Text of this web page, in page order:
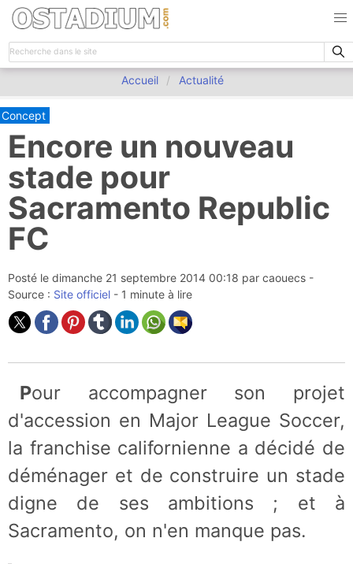
Accueil Actualité
Concept
Encore un nouveau
stade pour
Sacramento Republic
FC
Posté le dimanche 21 septembre 2014 00:18 par caouecs -
Source : Site officiel - 1 minute à lire
Pour accompagner son projet
d'accession en Major League Soccer,
la franchise californienne a décidé de
déménager et de construire un stade
digne de ses ambitions ; et à
Sacramento, on n'en manque pas.